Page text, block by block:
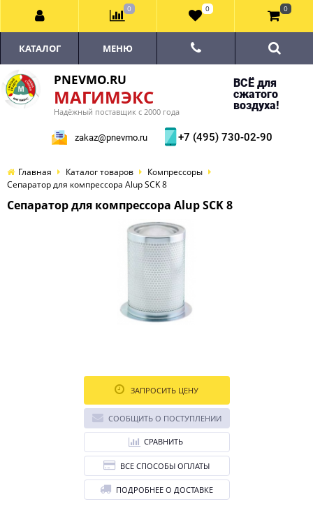
PNEVMO.RU
МАГИМЭКС
Надёжный поставщик с 2000 года
ВСЁ для
сжатого
воздуха!
zakaz@pnevmo.ru +7 (495) 730-02-90
КАТАЛОГ МЕНЮ
Главная Каталог товаров
Компрессоры
Сепаратор для компрессора Alup SCK 8
Сепаратор для компрессора Alup SCK 8
ЗАПРОСИТЬ ЦЕНУ
СООБЩИТЬ О ПОСТУПЛЕНИИ
СРАВНИТЬ
ВСЕ СПОСОБЫ ОПЛАТЫ
ПОДРОБНЕЕ О ДОСТАВКЕ
0 0 0